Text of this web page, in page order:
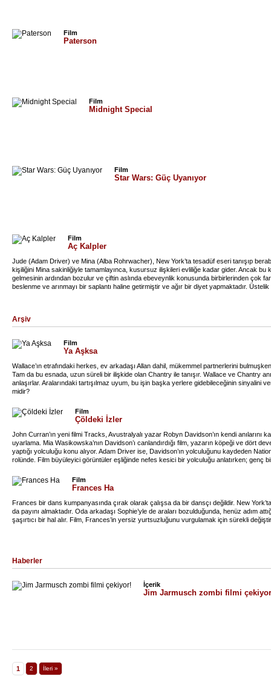
Film
Paterson
Film
Midnight Special
Film
Star Wars: Güç Uyanıyor
Film
Aç Kalpler
Jude (Adam Driver) ve Mina (Alba Rohrwacher), New York’ta tesadüf eseri tanışıp
kişiliğini Mina sakinliğiyle tamamlayınca, kusursuz ilişkileri evliliğe kadar gider. Ancak
gelmesinin ardından bozulur ve çiftin aslında ebeveynlik konusunda birbirlerinden çok
beslenme ve arınmayı bir saplantı haline getirmiştir ve ağır bir diyet yapmaktadır.
Arşiv
Film
Ya Aşksa
Wallace’ın etrafındaki herkes, ev arkadaşı Allan dahil, mükemmel partnerlerini
Tam da bu esnada, uzun süreli bir ilişkide olan Chantry ile tanışır. Wallace ve Chantry
anlaşırlar. Aralarındaki tartışılmaz uyum, bu işin başka yerlere gidebileceğinin sinyalini
midir?
Film
Çöldeki İzler
John Curran’ın yeni filmi Tracks, Avustralyalı yazar Robyn Davidson’ın kendi anılarını
uyarlama. Mia Wasikowska’nın Davidson’ı canlandırdığı film, yazarın köpeği ve dört
yaptığı yolculuğu konu alıyor. Adam Driver ise, Davidson’ın yolculuğunu kaydeden
rolünde. Film büyüleyici görüntüler eşliğinde nefes kesici bir yolculuğu anlatırken; genç
New York’tan Avustralya’ya yerleştiği dönemde, 80’li yıllarda keşfetmiş Robyn
kendisini de keşfetmek için yaptığı bu yolculuğu, kendi yolculuğuna çok yakın bulan
Film
Frances Ha
Frances bir dans kumpanyasında çırak olarak çalışsa da bir dansçı değildir. New
da payını almaktadır. Oda arkadaşı Sophie’yle de araları bozulduğunda, henüz adım
şaşırtıcı bir hal alır. Film, Frances’in yersiz yurtsuzluğunu vurgulamak için sürekli
Haberler
İçerik
Jim Jarmusch zombi filmi
1 2 İleri »